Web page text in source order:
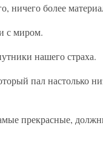
ничего более
с миром.
нашего страха.
пал настолько
прекрасные,